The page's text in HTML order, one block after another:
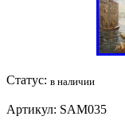
Статус: в наличии
Артикул: SAM035